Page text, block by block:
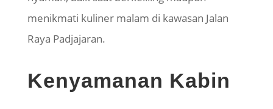
menikmati kuliner malam di kawasan Jalan
Raya Padjajaran.
Kenyamanan Kabin